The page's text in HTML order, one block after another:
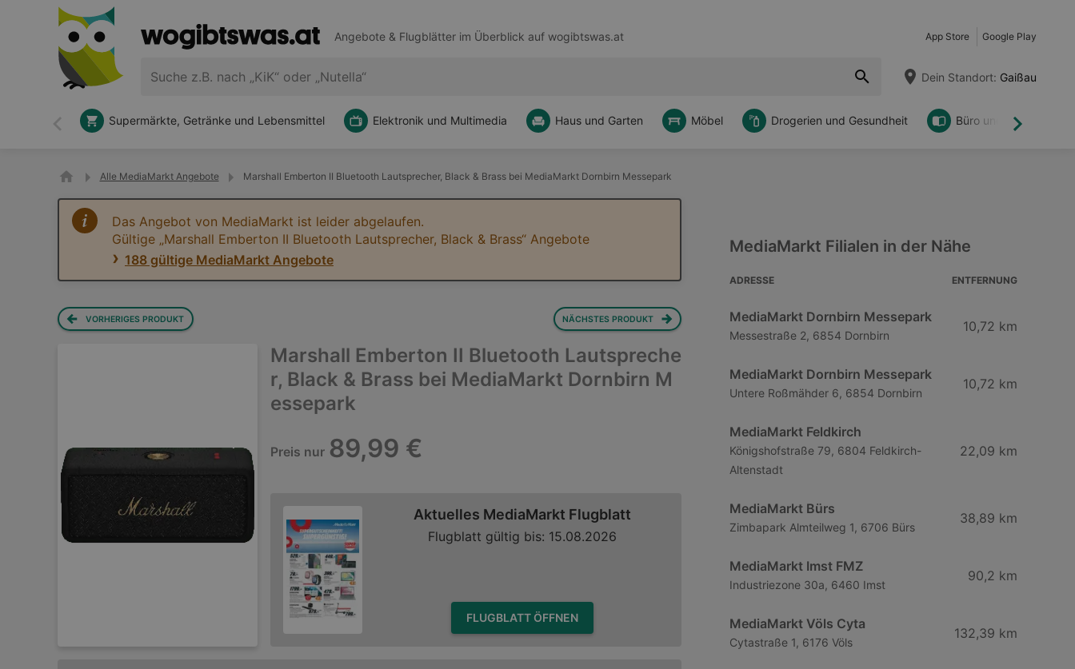
Angebote & Flugblätter im Überblick auf wogibtswas.at App Store Google Play
Dein Standort: Gaißau
Zurück Weiter
Supermärkte, Getränke und Lebensmittel Elektronik und Multimedia Haus und Garten Möbel Drogerien und Gesundheit Büro und DIY
Alle MediaMarkt Angebote Marshall Emberton II Bluetooth Lautsprecher, Black & Brass bei MediaMarkt Dornbirn Messepark
Das Angebot von MediaMarkt ist leider abgelaufen.
Gültige „Marshall Emberton II Bluetooth Lautsprecher, Black & Brass“ Angebote
188 gültige MediaMarkt Angebote
VORHERIGES PRODUKT NÄCHSTES PRODUKT
Marshall Emberton II Bluetooth Lautspreche
r, Black & Brass bei MediaMarkt Dornbirn M
essepark
Preis nur 89,99 €
Aktuelles MediaMarkt Flugblatt
Flugblatt gültig bis: 15.08.2026
FLUGBLATT ÖFFNEN
MediaMarkt Filialen in der Nähe
ADRESSE ENTFERNUNG
MediaMarkt Dornbirn Messepark
Messestraße 2, 6854 Dornbirn
10,72 km
MediaMarkt Dornbirn Messepark
Untere Roßmähder 6, 6854 Dornbirn
10,72 km
MediaMarkt Feldkirch
Königshofstraße 79, 6804 Feldkirch-
Altenstadt
22,09 km
MediaMarkt Bürs
Zimbapark Almteilweg 1, 6706 Bürs
38,89 km
MediaMarkt Imst FMZ
Industriezone 30a, 6460 Imst
90,2 km
MediaMarkt Völs Cyta
Cytastraße 1, 6176 Völs
132,39 km